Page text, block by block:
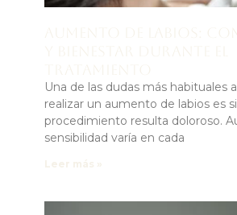
Una de las dudas más habituales
realizar un aumento de labios es
procedimiento resulta doloroso.
sensibilidad varía en cada